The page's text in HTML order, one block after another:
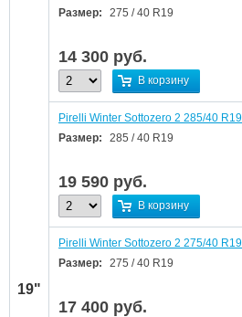
19"
Размер:
275 / 40 R19
14 300 руб.
В корзину
Pirelli Winter Sottozero 2 285/40
Размер:
285 / 40 R19
19 590 руб.
В корзину
Pirelli Winter Sottozero 2 275/40
Размер:
275 / 40 R19
17 400 руб.